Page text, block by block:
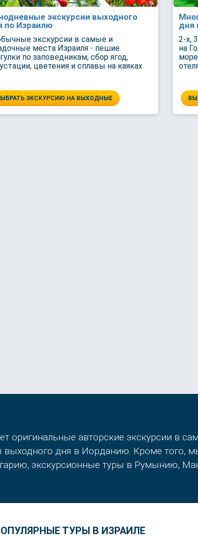
экскурсии выходного
по Израилю
экскурсии в самые и
места Израиля - пешие
по заповедникам, сбор ягод,
цветения и сплавы на каяках
ЭКСКУРСИЮ НА ВЫХОДНЫЕ
дня
2-х,
на
оригинальные авторские экскурсии в
выходного дня в Иорданию. Кроме того,
экскурсионные туры в Румынию,
ТУРЫ В ИЗРАИЛЕ